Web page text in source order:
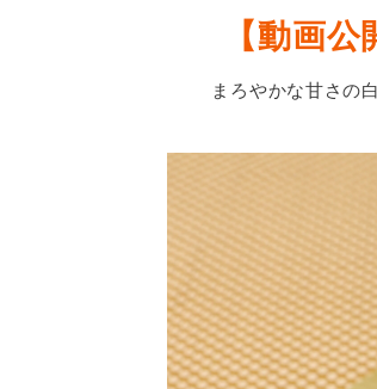
【動画
まろやかな甘さの